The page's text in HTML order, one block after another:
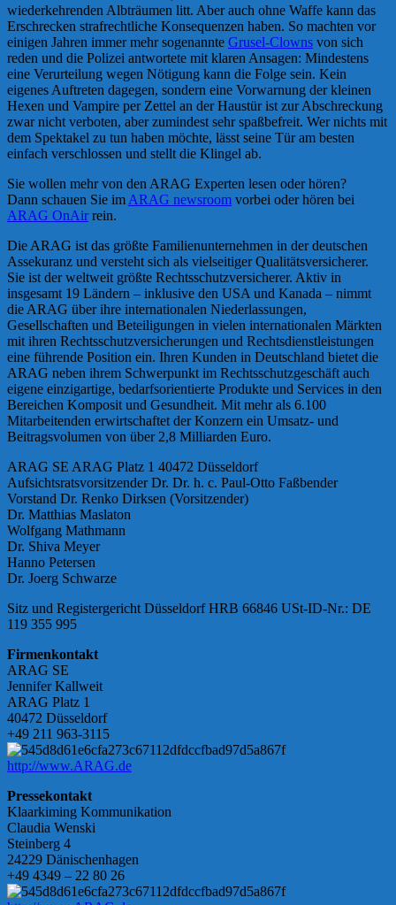
wiederkehrenden Albträumen litt. Aber auch ohne Waffe kann das
Erschrecken strafrechtliche Konsequenzen haben. So machten vor
einigen Jahren immer mehr sogenannte Grusel-Clowns von sich
reden und die Polizei antwortete mit klaren Ansagen: Mindestens
eine Verurteilung wegen Nötigung kann die Folge sein. Kein
eigenes Auftreten dagegen, sondern eine Vorwarnung der kleinen
Hexen und Vampire per Zettel an der Haustür ist zur Abschreckung
zwar nicht verboten, aber zumindest sehr spaßbefreit. Wer nichts mit
dem Spektakel zu tun haben möchte, lässt seine Tür am besten
einfach verschlossen und stellt die Klingel ab.
Sie wollen mehr von den ARAG Experten lesen oder hören?
Dann schauen Sie imARAG newsroom vorbei oder hören bei
ARAG OnAir rein.
Die ARAG ist das größte Familienunternehmen in der deutschen
Assekuranz und versteht sich als vielseitiger Qualitätsversicherer.
Sie ist der weltweit größte Rechtsschutzversicherer. Aktiv in
insgesamt 19 Ländern – inklusive den USA und Kanada – nimmt
die ARAG über ihre internationalen Niederlassungen,
Gesellschaften und Beteiligungen in vielen internationalen Märkten
mit ihren Rechtsschutzversicherungen und Rechtsdienstleistungen
eine führende Position ein. Ihren Kunden in Deutschland bietet die
ARAG neben ihrem Schwerpunkt im Rechtsschutzgeschäft auch
eigene einzigartige, bedarfsorientierte Produkte und Services in den
Bereichen Komposit und Gesundheit. Mit mehr als 6.100
Mitarbeitenden erwirtschaftet der Konzern ein Umsatz- und
Beitragsvolumen von über 2,8 Milliarden Euro.
ARAG SE ARAG Platz 1 40472 Düsseldorf
Aufsichtsratsvorsitzender Dr. Dr. h. c. Paul-Otto Faßbender
Vorstand Dr. Renko Dirksen (Vorsitzender)
Dr. Matthias Maslaton
Wolfgang Mathmann
Dr. Shiva Meyer
Hanno Petersen
Dr. Joerg Schwarze
Sitz und Registergericht Düsseldorf HRB 66846 USt-ID-Nr.: DE
119 355 995
Firmenkontakt
ARAG SE
Jennifer Kallweit
ARAG Platz 1
40472 Düsseldorf
+49 211 963-3115
http://www.ARAG.de
Pressekontakt
Klaarkiming Kommunikation
Claudia Wenski
Steinberg 4
24229 Dänischenhagen
+49 4349 – 22 80 26